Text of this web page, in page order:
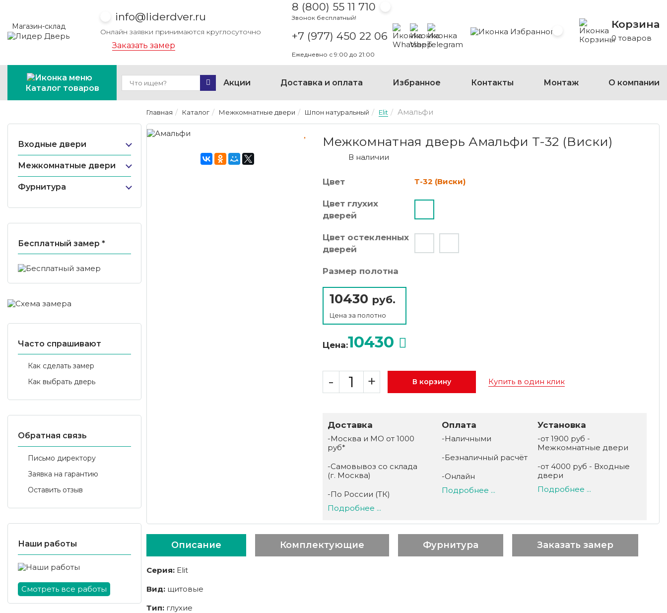
Магазин-склад
info@liderdver.ru
Онлайн заявки принимаются круглосуточно
Заказать замер
8 (800) 55 11 710
Звонок бесплатный!
+7 (977) 450 22 06
Написать на Whatsapp
Написать на Viber
Написать на Telegram
Ежедневно с 9:00 до 21:00
Избранное Корзина
0 товаров
Каталог товаров
Акции Доставка и оплата Избранное Контакты Монтаж О компании
Входные двери
Межкомнатные двери
Фурнитура
Бесплатный замер *
Часто спрашивают
Как сделать замер
Как выбрать дверь
Обратная связь
Письмо директору
Заявка на гарантию
Оставить отзыв
Наши работы
Смотреть все работы
Главная Каталог Межкомнатные двери Шпон натуральный Elit Амальфи
Межкомнатная дверь Амальфи Т-32 (Виски)
В наличии
Цвет Т-32 (Виски)
Цвет глухих
дверей
Цвет остекленных
дверей
Размер полотна
10430 руб.
Цена за полотно
Цена:10430
- + В корзину Купить в один клик
Доставка
-Москва и МО от 1000
руб*
-Самовывоз со склада
(г. Москва)
-По России (ТК)
Подробнее ...
Оплата
-Наличными
-Безналичный расчёт
-Онлайн
Подробнее ...
Установка
-от 1900 руб -
Межкомнатные двери
-от 4000 руб - Входные
двери
Подробнее ...
Описание Комплектующие Фурнитура Заказать замер
Серия: Elit
Вид: щитовые
Тип: глухие